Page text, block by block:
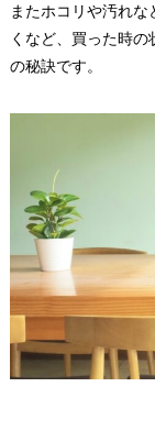
またホコリや汚れ
くなど、買った時
の秘訣です。